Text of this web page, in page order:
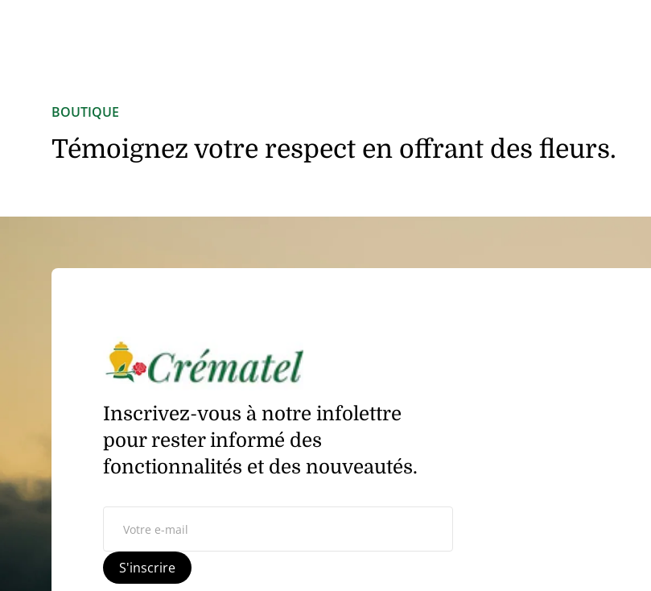
BOUTIQUE
Témoignez votre respect en offrant des fleurs.
Inscrivez-vous à notre infolettre
pour rester informé des
fonctionnalités et des nouveautés.
S'inscrire